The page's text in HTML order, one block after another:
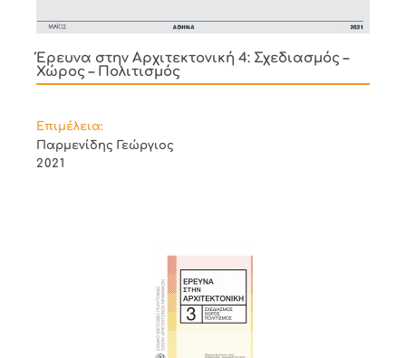
Έρευνα στην Αρχιτεκτονική 4: Σχεδιασμός –
Χώρος – Πολιτισμός
Επιμέλεια:
Παρμενίδης Γεώργιος
2021